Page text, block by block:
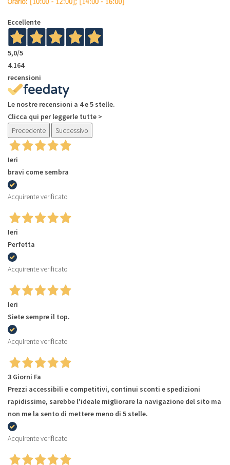
Eccellente
5,0/5
4.164
recensioni
Le nostre recensioni a 4 e 5 stelle.
Clicca qui per leggerle tutte >
Precedente
Successivo
Ieri
bravi come sembra
Acquirente verificato
Ieri
Perfetta
Acquirente verificato
Ieri
Siete sempre il top.
Acquirente verificato
3 Giorni Fa
Prezzi accessibili e competitivi, continui sconti e spedizioni
rapidissime, sarebbe l'ideale migliorare la navigazione del sito ma
non me la sento di mettere meno di 5 stelle.
Acquirente verificato